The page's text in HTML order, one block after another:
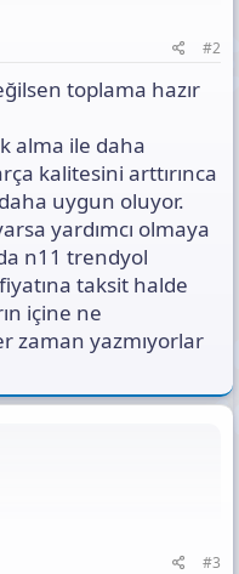
#2
toplama hazır
alma ile daha
kalitesini arttırınca
uygun oluyor.
yardımcı olmaya
n11 trendyol
taksit halde
içine ne
zaman yazmıyorlar
#3